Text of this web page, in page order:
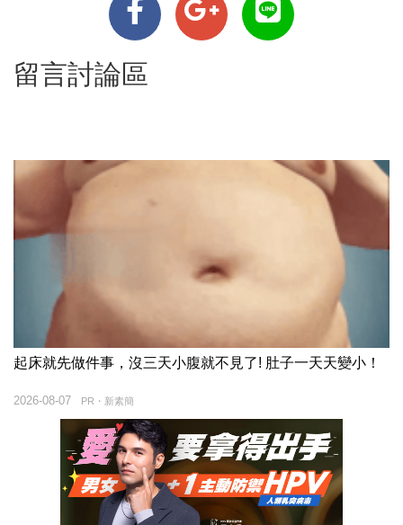
留言討論區
起床就先做件事，沒三天小腹就不見了! 肚子一天天變小！
PR・新素簡
2026-08-07